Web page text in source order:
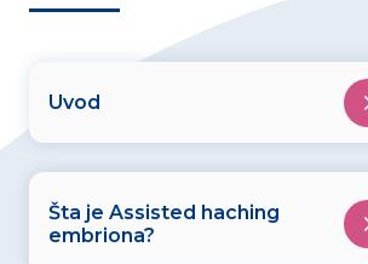
Uvod
Šta je Assisted haching
embriona?